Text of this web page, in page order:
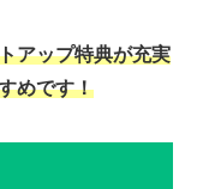
アップ特典が充実
めです！